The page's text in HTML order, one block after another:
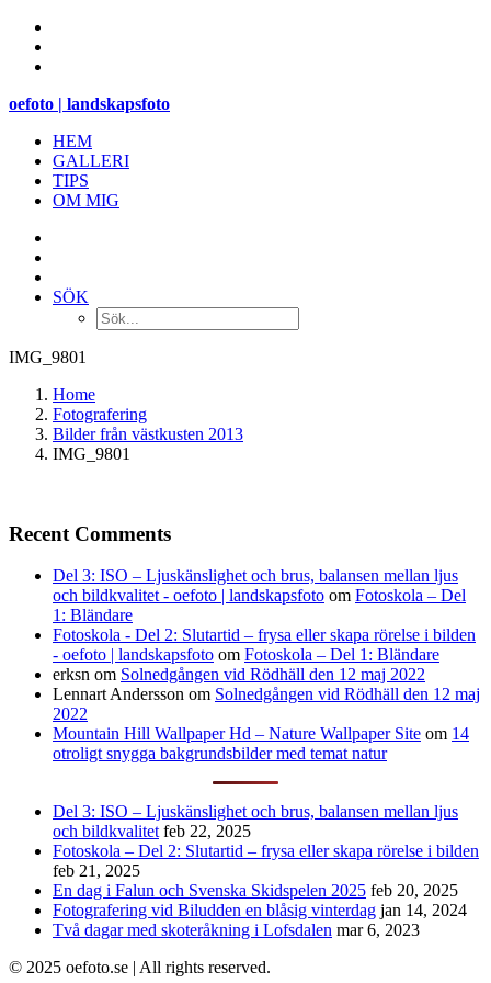
oefoto | landskapsfoto
HEM
GALLERI
TIPS
OM MIG
SÖK
IMG_9801
Home
Fotografering
Bilder från västkusten 2013
IMG_9801
Recent Comments
Del 3: ISO – Ljuskänslighet och brus, balansen mellan ljus
och bildkvalitet - oefoto | landskapsfoto om Fotoskola – Del
1: Bländare
Fotoskola - Del 2: Slutartid – frysa eller skapa rörelse i bilden
- oefoto | landskapsfoto om Fotoskola – Del 1: Bländare
erksn om Solnedgången vid Rödhäll den 12 maj 2022
Lennart Andersson om Solnedgången vid Rödhäll den 12 maj
2022
Mountain Hill Wallpaper Hd – Nature Wallpaper Site om 14
otroligt snygga bakgrundsbilder med temat natur
Del 3: ISO – Ljuskänslighet och brus, balansen mellan ljus
och bildkvalitet feb 22, 2025
Fotoskola – Del 2: Slutartid – frysa eller skapa rörelse i bilden
feb 21, 2025
En dag i Falun och Svenska Skidspelen 2025 feb 20, 2025
Fotografering vid Biludden en blåsig vinterdag jan 14, 2024
Två dagar med skoteråkning i Lofsdalen mar 6, 2023
© 2025 oefoto.se | All rights reserved.